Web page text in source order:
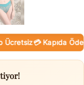
💳 Kapıda